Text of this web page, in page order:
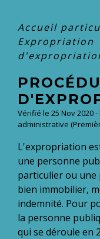
Accueil
Expropriation
Vérifié le 25 Nov 2020
administrative
L'expropriation
une personne
particulier ou une
bien immobilier,
indemnité. Pour
la personne
qui se déroule en